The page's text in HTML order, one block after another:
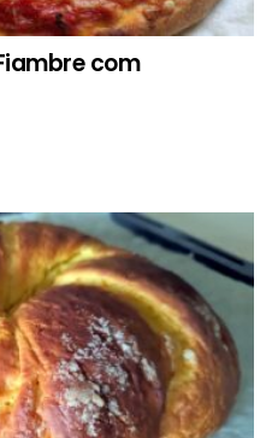
com